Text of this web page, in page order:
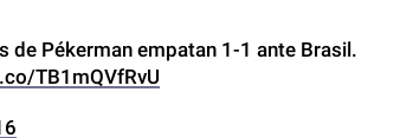
de Pékerman empatan 1-1 ante Brasil.
TB1mQVfRvU